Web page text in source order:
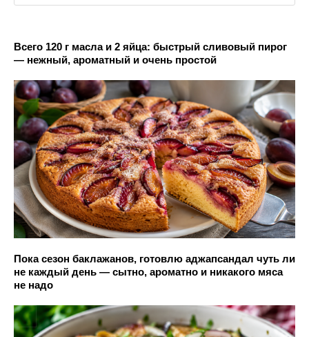
Всего 120 г масла и 2 яйца: быстрый сливовый пирог
— нежный, ароматный и очень простой
Пока сезон баклажанов, готовлю аджапсандал чуть ли
не каждый день — сытно, ароматно и никакого мяса
не надо